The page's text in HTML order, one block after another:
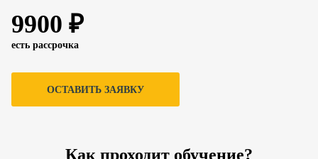
9900 ₽
есть рассрочка
ОСТАВИТЬ ЗАЯВКУ
Как проходит обучение?